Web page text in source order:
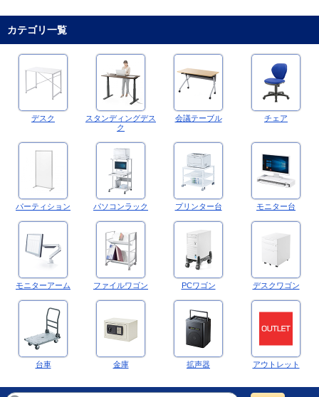
カテゴリ一覧
デスク
スタンディングデス
ク
会議テーブル チェア
パーティション パソコンラック プリンター台 モニター台
モニターアーム ファイルワゴン PCワゴン デスクワゴン
台車 金庫 拡声器 アウトレット